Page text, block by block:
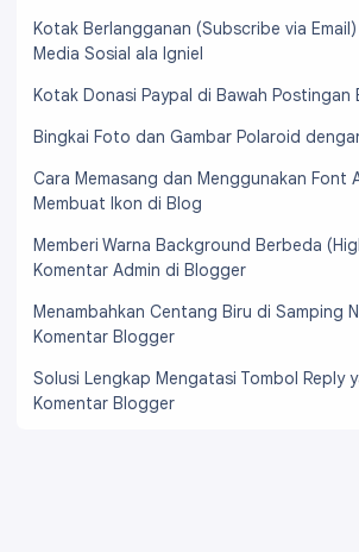
Kotak Berlangganan (Subscribe via
Media Sosial ala Igniel
Kotak Donasi Paypal di Bawah Postingan
Bingkai Foto dan Gambar Polaroid
Cara Memasang dan Menggunakan Font
Membuat Ikon di Blog
Memberi Warna Background Berbeda
Komentar Admin di Blogger
Menambahkan Centang Biru di Samping
Komentar Blogger
Solusi Lengkap Mengatasi Tombol Reply
Komentar Blogger